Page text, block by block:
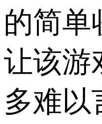
的简单
让该游
多难以